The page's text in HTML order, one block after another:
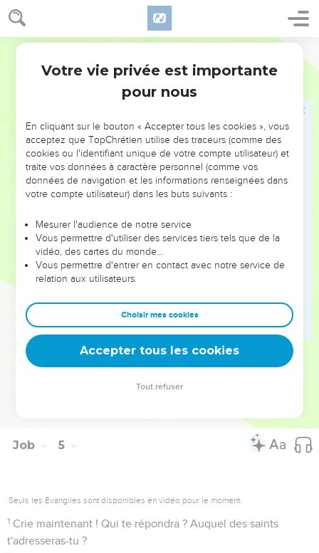
4
dispersent.
Une parole est arrivée furtivement jusqu'à moi, Et mon
oreille en a recueilli les sons légers.
Au moment où les visions de la nuit agitent la pensée,
Quand les hommes sont livrés à un profond sommeil,
tremblèrent.
Un esprit passa près de moi... Tous mes cheveux se
hérissèrent...
Une figure d'un aspect inconnu était devant mes yeux, Et
L'homme serait-il juste devant Dieu ? Serait-il pur devant
celui qui l'a fait ?
Si Dieu n'a pas confiance en ses serviteurs, S'il trouve de la
folie chez ses anges,
Combien plus chez ceux qui habitent des maisons d'argile,
Qui tirent leur origine de la poussière, Et qui peuvent être
écrasés comme un vermisseau !
Du matin au soir ils sont brisés, Ils périssent pour toujours,
Job 5
Seuls les Évangiles sont disponibles en vidéo pour le moment.
1 Crie maintenant ! Qui te répondra ? Auquel des saints
t'adresseras-tu ?
Votre vie privée est importante
pour nous
En cliquant sur le bouton « Accepter tous les cookies », vous
acceptez que TopChrétien utilise des traceurs (comme des
cookies ou l'identifiant unique de votre compte utilisateur) et
traite vos données à caractère personnel (comme vos
données de navigation et les informations renseignées dans
votre compte utilisateur) dans les buts suivants :
Mesurer l'audience de notre service
Vous permettre d'utiliser des services tiers tels que de la
vidéo, des cartes du monde…
Vous permettre d'entrer en contact avec notre service de
relation aux utilisateurs.
Choisir mes cookies
Accepter tous les cookies
Tout refuser